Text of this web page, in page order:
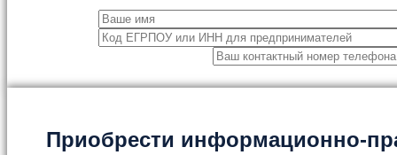
Приобрести информационно-